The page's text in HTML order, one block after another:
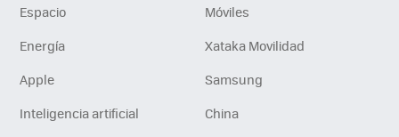
Espacio
Móviles
Energía
Xataka Movilidad
Apple
Samsung
Inteligencia artificial
China